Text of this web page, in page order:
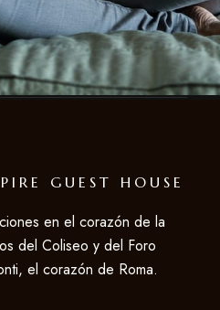
GUEST HOUSE
en el corazón de la
del Coliseo y del Foro
el corazón de Roma.